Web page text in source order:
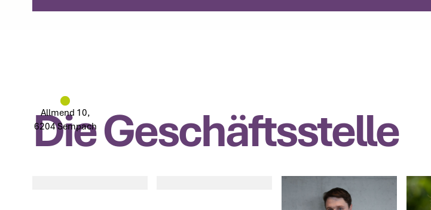
Allmend 10,
6204 Sempach
Die Geschäftsstelle